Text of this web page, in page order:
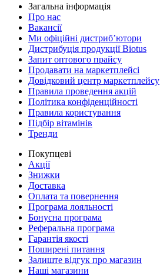
Загальна інформація
Про нас
Вакансії
Ми офіційні дистриб’ютори
Дистрибуція продукції Biotus
Запит оптового прайсу
Продавати на маркетплейсі
Довідковий центр маркетплейсу
Правила проведення акцій
Політика конфіденційності
Правила користування
Підбір вітамінів
Тренди
Покупцеві
Акції
Знижки
Доставка
Оплата та повернення
Програма лояльності
Бонусна програма
Реферальна програма
Гарантія якості
Поширені питання
Залиште відгук про магазин
Наші магазини